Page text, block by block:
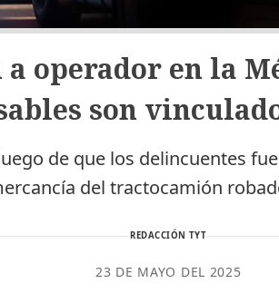
a operador en la
son
de que los delincuentes
del tractocamión
REDACCIÓN TYT
23 DE MAYO DEL 2025